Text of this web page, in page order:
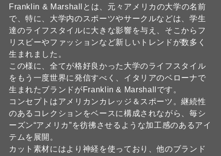
Franklin & Marshallとは、元々アメリカの大学の名前
で、特に、大学内のスポーツやサークルなどは、学生
達のライフスタイルに大きな影響を与え、そこからフ
リスビーやファッションなど新しいトレンドが数多く
生まれました。
この様に、全てが格好良かった大学のライフスタイル
をもう一度世界に発信すべく、イタリアのベローナで
生まれたブランドがFranklin & Marshallです。
コンセプトはアメリカンカレッジ＆スポーツ。継続性
のあるコレクションをベースに構成されながら、毎シ
ーズン“アメリカ”を彷彿させるような加工感のあるアイ
テムを展開。
カット素材にはより神経を使っており、他のブランド